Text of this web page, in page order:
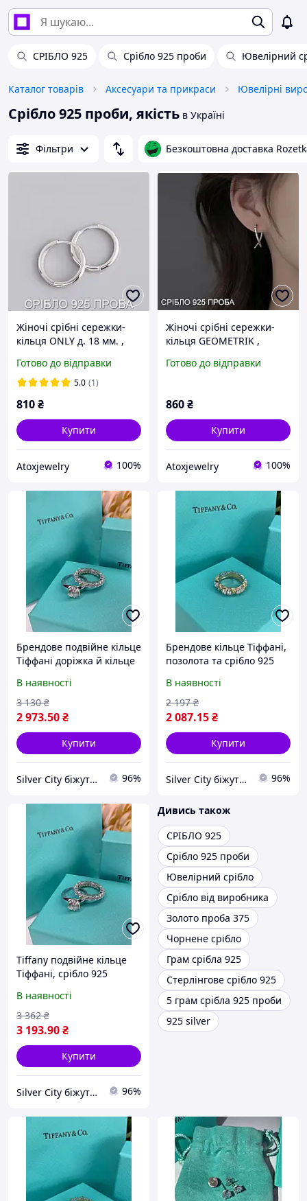
СРІБЛО 925 Срібло 925 проби Ювелірний
Каталог товарів Аксесуари та прикраси Ювелірні
Срібло 925 проби, якість в Україні
Фільтри Безкоштовна доставка
Жіночі срібні сережки-
кільця ONLY д. 18 мм. ,
срібло 925 проба,
ТОПОВА ЯКІСТЬ
Готово до відправки
5.0 (1)
810₴
Купити
Atoxjewelry 100%
Жіночі срібні сережки-
кільця GEOMETRIK ,
срібло 925 проба, ЯКІСТЬ
Готово до відправки
860₴
Купити
Atoxjewelry 100%
Брендове подвійне кільце
Тіффані доріжка й кільце
срібло 925 проби. Люкс
якість
В наявності
2 973.50₴
3 130 ₴
Купити
Silver City біжутерія 96%
Брендове кільце Тіффані,
позолота та срібло 925
В наявності
2 087.15₴
2 197 ₴
Купити
Silver City біжутерія 96%
Tiffany подвійне кільце
Тіффані, срібло 925
В наявності
3 193.90₴
3 362 ₴
Купити
Silver City біжутерія 96%
Дивись також
СРІБЛО 925
Срібло 925 проби
Ювелірний срібло
Срібло від виробника
Золото проба 375
Чорнене срібло
Грам срібла 925
Стерлінгове срібло 925
5 грам срібла 925 проби
925 silver